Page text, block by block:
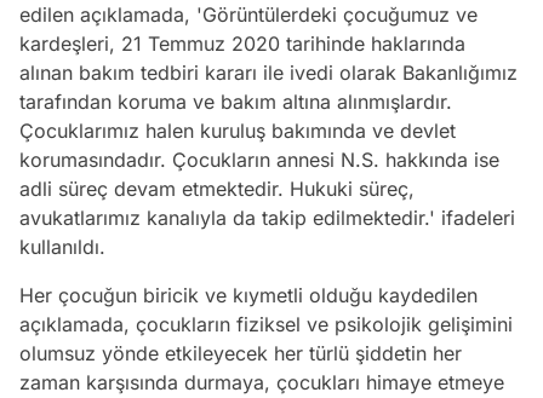
edilen açıklamada, 'Görüntülerdeki çocuğumuz ve
kardeşleri, 21 Temmuz 2020 tarihinde haklarında
alınan bakım tedbiri kararı ile ivedi olarak Bakanlığımız
tarafından koruma ve bakım altına alınmışlardır.
Çocuklarımız halen kuruluş bakımında ve devlet
korumasındadır. Çocukların annesi N.S. hakkında ise
adli süreç devam etmektedir. Hukuki süreç,
avukatlarımız kanalıyla da takip edilmektedir.' ifadeleri
kullanıldı.
Her çocuğun biricik ve kıymetli olduğu kaydedilen
açıklamada, çocukların fiziksel ve psikolojik gelişimini
olumsuz yönde etkileyecek her türlü şiddetin her
zaman karşısında durmaya, çocukları himaye etmeye